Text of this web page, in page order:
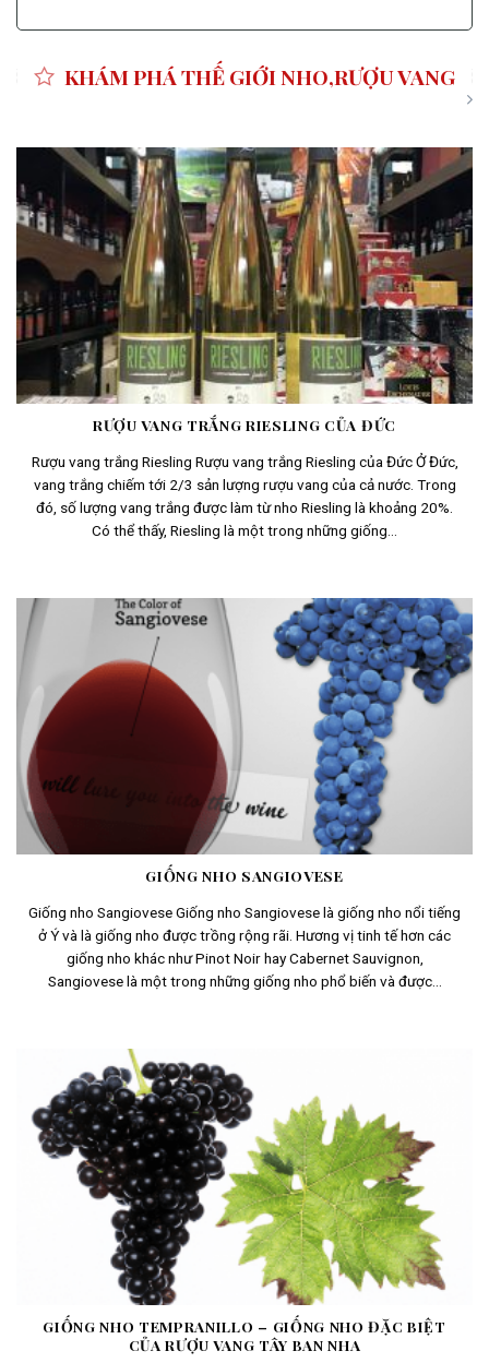
KHÁM PHÁ THẾ GIỚI NHO,RƯỢU VANG
RƯỢU VANG TRẮNG RIESLING CỦA ĐỨC
Rượu vang trắng Riesling Rượu vang trắng Riesling của Đức Ở Đức,
vang trắng chiếm tới 2/3 sản lượng rượu vang của cả nước. Trong
đó, số lượng vang trắng được làm từ nho Riesling là khoảng 20%.
Có thể thấy, Riesling là một trong những giống...
GIỐNG NHO SANGIOVESE
Giống nho Sangiovese Giống nho Sangiovese là giống nho nổi tiếng
ở Ý và là giống nho được trồng rộng rãi. Hương vị tinh tế hơn các
giống nho khác như Pinot Noir hay Cabernet Sauvignon,
Sangiovese là một trong những giống nho phổ biến và được...
GIỐNG NHO TEMPRANILLO – GIỐNG NHO ĐẶC BIỆT
CỦA RƯỢU VANG TÂY BAN NHA